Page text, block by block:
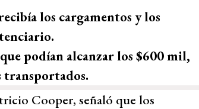
los cargamentos y los
podían alcanzar los $600 mil,
transportados.
Cooper, señaló que los